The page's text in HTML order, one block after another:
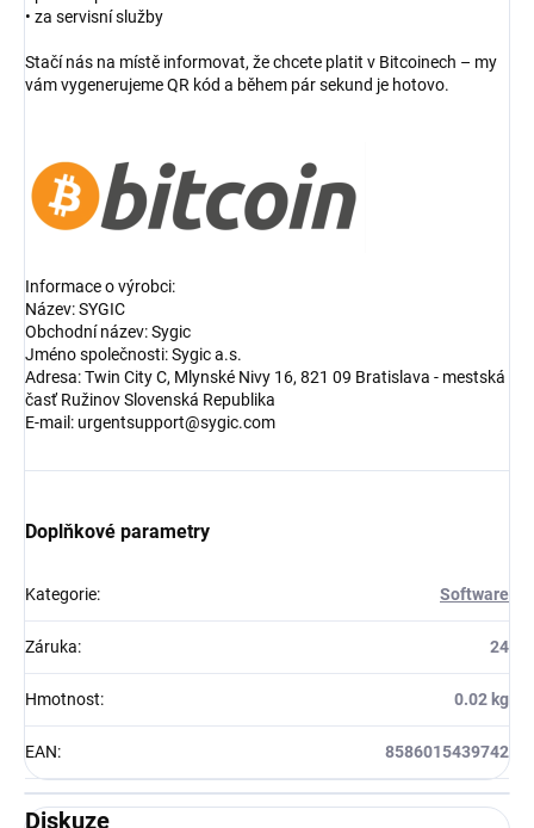
• za servisní služby
Stačí nás na místě informovat, že chcete platit v Bitcoinech – my
vám vygenerujeme QR kód a během pár sekund je hotovo.
Informace o výrobci:
Název: SYGIC
Obchodní název: Sygic
Jméno společnosti: Sygic a.s.
Adresa: Twin City C, Mlynské Nivy 16, 821 09 Bratislava - mestská
časť Ružinov Slovenská Republika
E-mail: urgentsupport@sygic.com
Doplňkové parametry
Kategorie: Software
Záruka: 24
Hmotnost: 0.02 kg
EAN: 8586015439742
Diskuze